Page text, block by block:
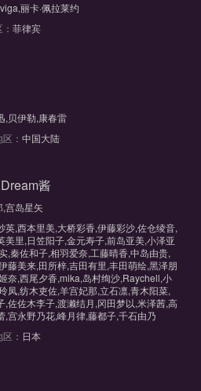
丽卡·佩拉莱约
菲律宾
,贝伊勒,康春雷
： 中国大陆
酱
宫岛星矢
英,西本里美,大桥彩香,伊藤彩沙,佐仓绫音,
美里,日笠阳子,金元寿子,前岛亚美,小泽亚
,秦佐和子,相羽爱奈,工藤晴香,中岛由贵,
藤美来,田所梓,吉田有里,丰田萌绘,黑泽朋
奈,西尾夕香,mika,岛村绚沙,Raychell,小
凤,纺木吏佐,羊宫妃那,立石凛,青木阳菜,
,佐佐木李子,渡濑结月,冈田梦以,米泽茜,高
,宫永野乃花,峰月律,藤都子,千石由乃
： 日本